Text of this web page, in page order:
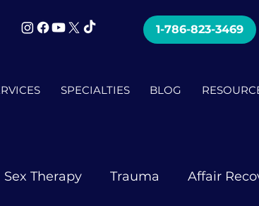
1-786-823-3469
SPECIALTIES BLOG
Sex Therapy Trauma Affair